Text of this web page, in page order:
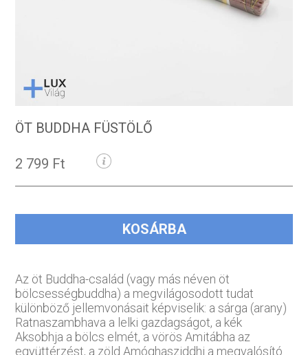
ÖT BUDDHA FÜSTÖLŐ
2 799 Ft
KOSÁRBA
Az öt Buddha-család (vagy más néven öt
bölcsességbuddha) a megvilágosodott tudat
különböző jellemvonásait képviselik: a sárga (arany)
Ratnaszambhava a lelki gazdagságot, a kék
Aksobhja a bölcs elmét, a vörös Amitábha az
együttérzést, a zöld Amóghasziddhi a megvalósító